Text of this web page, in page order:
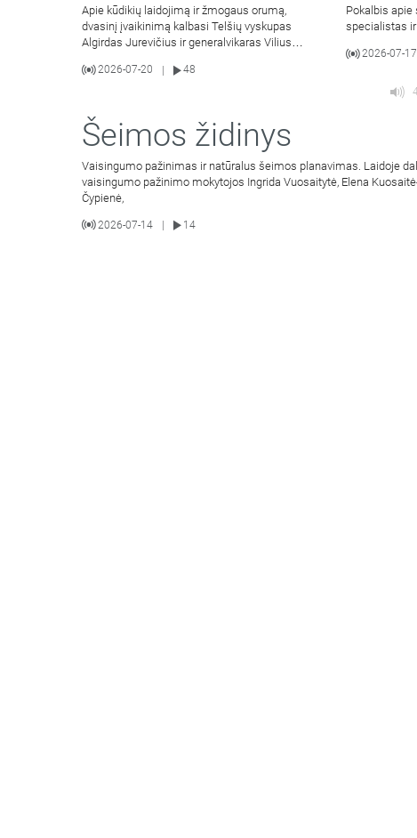
Apie kūdikių laidojimą ir žmogaus orumą,
dvasinį įvaikinimą kalbasi Telšių vyskupas
Algirdas Jurevičius ir generalvikaras Vilius
2026-07-20 48
Pokalbis apie
specialistas ir
2026-07-17
Šeimos židinys
Vaisingumo pažinimas ir natūralus šeimos planavimas. Laidoje
vaisingumo pažinimo mokytojos Ingrida Vuosaitytė, Elena
Čypienė,
2026-07-14 14